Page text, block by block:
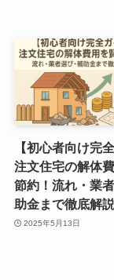
【初心者向け完
注文住宅の解体
節約！流れ・業
助金まで徹底解説
2025年5月13日